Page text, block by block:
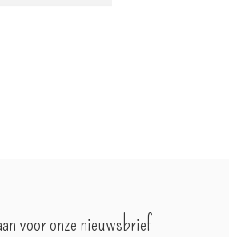
voor onze nieuwsbrief